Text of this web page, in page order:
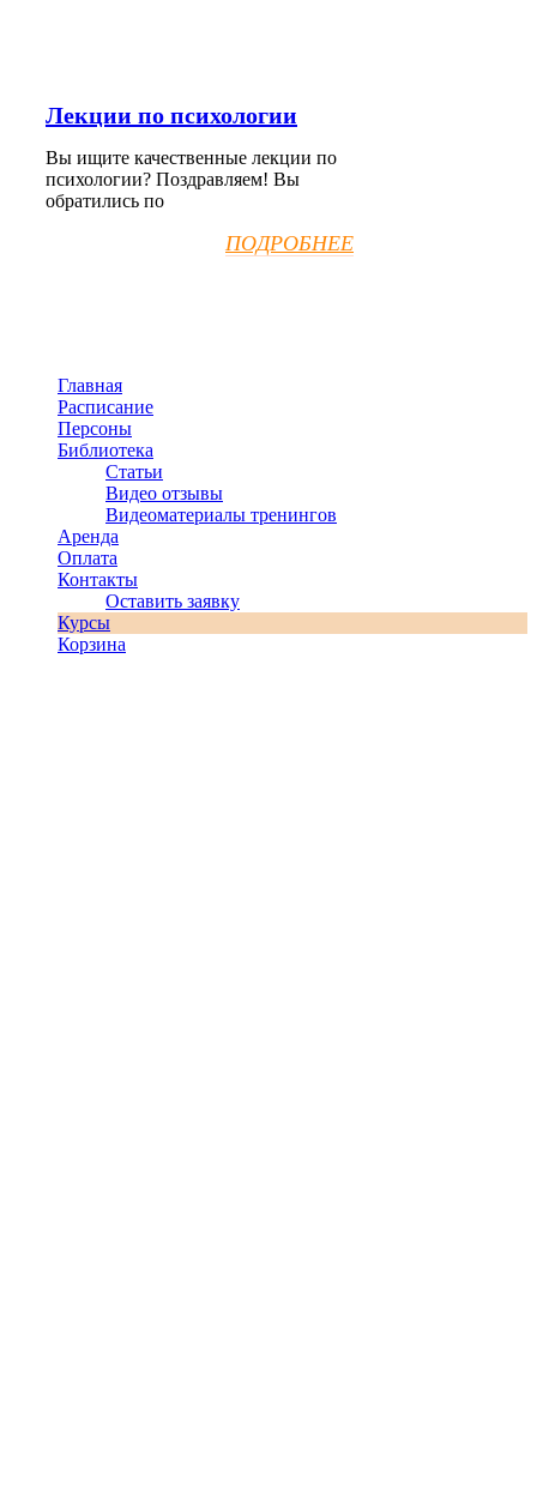
Лекции по психологии
Вы ищите качественные лекции по
психологии? Поздравляем! Вы
обратились по
ПОДРОБНЕЕ
Главная
Расписание
Персоны
Библиотека
Статьи
Видео отзывы
Видеоматериалы тренингов
Аренда
Оплата
Контакты
Оставить заявку
Курсы
Корзина